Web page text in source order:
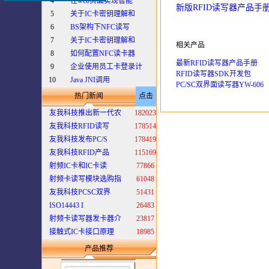
5
关于IC卡密钥理解和
6
BS架构下NFC读写
7
关于IC卡密钥理解和
8
如何配置NFC读卡器
9
企业使用员工卡登录计
10
Java JNI调用
热门新闻
点击
友我科技推出新一代农
182023
友我科技RFID读写
178514
友我科技发布PC/S
178419
友我科技RFID产品
115169
射频IC卡和IC卡读
77866
射频卡读写模块选购指
61048
友我科技PCSC双界
51431
ISO14443 I
26483
射频卡读写器发卡器介
23817
接触式IC卡接口原理
18985
产品推荐
新版RFID读写器产品手
相关产品
最新RFID读写器产品手册
RFID读写器SDK开发包
PC/SC双界面读写器YW-606